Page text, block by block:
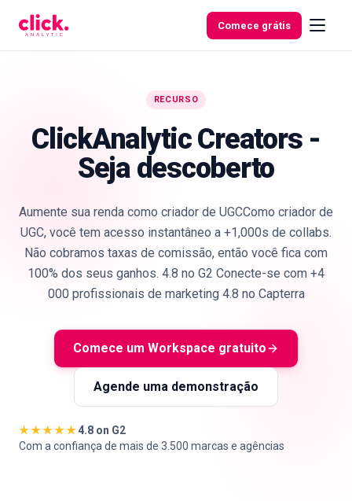
Comece grátis
Funcionalidades
Ferramentas
RECURSO
ClickAnalytic Creators -
Seja descoberto
Aumente sua renda como criador de UGCComo criador de
UGC, você tem acesso instantâneo a +1,000s de collabs.
Não cobramos taxas de comissão, então você fica com
100% dos seus ganhos. 4.8 no G2 Conecte-se com +4
000 profissionais de marketing 4.8 no Capterra
Comece um Workspace gratuito
Agende uma demonstração
★★★★★4.8 on G2
Com a confiança de mais de 3.500 marcas e agências